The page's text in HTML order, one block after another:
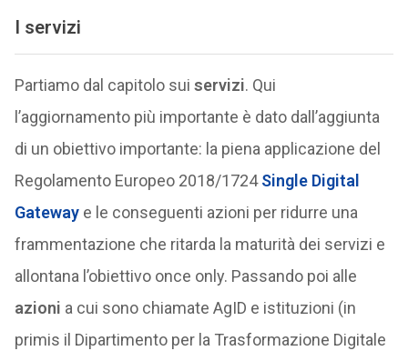
I servizi
Partiamo dal capitolo sui servizi. Qui
l’aggiornamento più importante è dato dall’aggiunta
di un obiettivo importante: la piena applicazione del
Regolamento Europeo 2018/1724Single Digital
Gateway e le conseguenti azioni per ridurre una
frammentazione che ritarda la maturità dei servizi e
allontana l’obiettivo once only. Passando poi alle
azioni a cui sono chiamate AgID e istituzioni (in
primis il Dipartimento per la Trasformazione Digitale